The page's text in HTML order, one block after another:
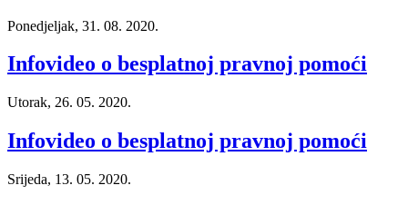
Ponedjeljak, 31. 08. 2020.
Infovideo o besplatnoj pravnoj pomoći
Utorak, 26. 05. 2020.
Infovideo o besplatnoj pravnoj pomoći
Srijeda, 13. 05. 2020.